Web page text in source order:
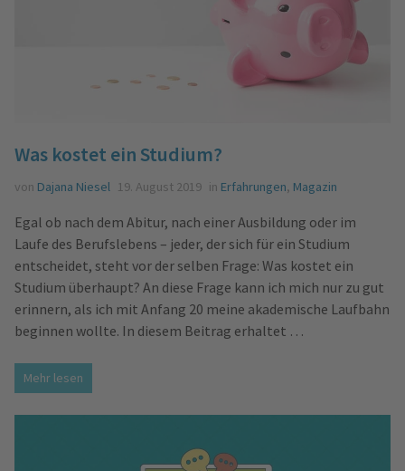
Was kostet ein Studium?
von Dajana Niesel 19. August 2019 in Erfahrungen, Magazin
Egal ob nach dem Abitur, nach einer Ausbildung oder im
Laufe des Berufslebens – jeder, der sich für ein Studium
entscheidet, steht vor der selben Frage: Was kostet ein
Studium überhaupt? An diese Frage kann ich mich nur zu gut
erinnern, als ich mit Anfang 20 meine akademische Laufbahn
beginnen wollte. In diesem Beitrag erhaltet …
Mehr lesen